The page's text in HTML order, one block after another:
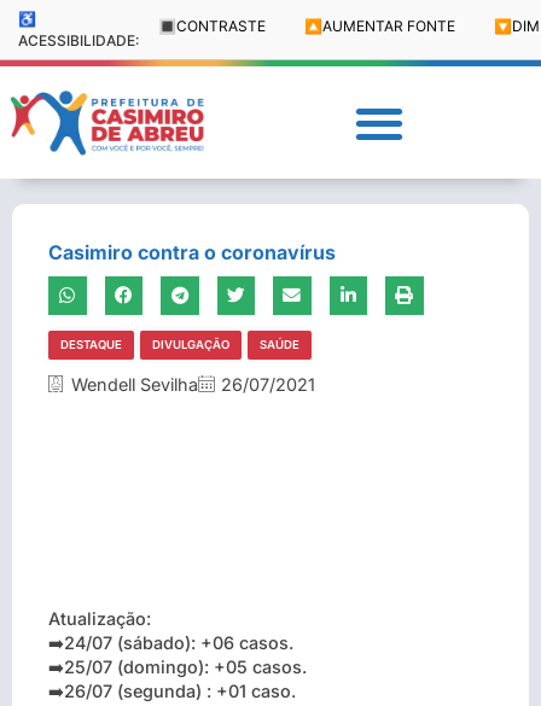
♿
ACESSIBILIDADE:
🔳 CONTRASTE 🔼 AUMENTAR FONTE 🔽
Casimiro contra o coronavírus
DESTAQUE DIVULGAÇÃO SAÚDE
Wendell Sevilha 26/07/2021
Atualização:
➡️24/07 (sábado): +06 casos.
➡️25/07 (domingo): +05 casos.
➡️26/07 (segunda) : +01 caso.